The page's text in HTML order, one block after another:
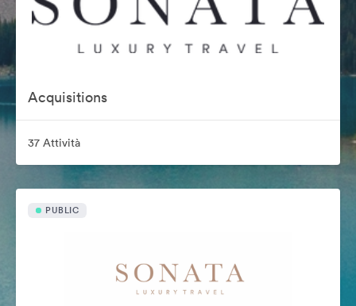
Acquisitions
37 Attività
PUBLIC